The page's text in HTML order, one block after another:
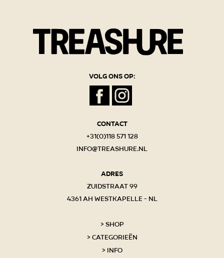
Volg ons op:
Contact
+31(0)118 571 128
info@treashure.nl
Adres
Zuidstraat 99
4361 AH Westkapelle - NL
Shop
Categorieën
Info